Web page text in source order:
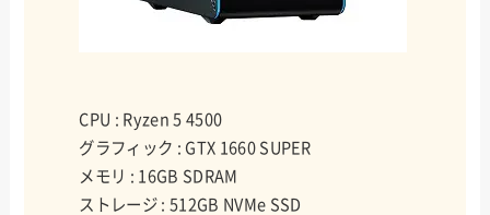
CPU : Ryzen 5 4500
グラフィック : GTX 1660 SUPER
メモリ : 16GB SDRAM
ストレージ : 512GB NVMe SSD